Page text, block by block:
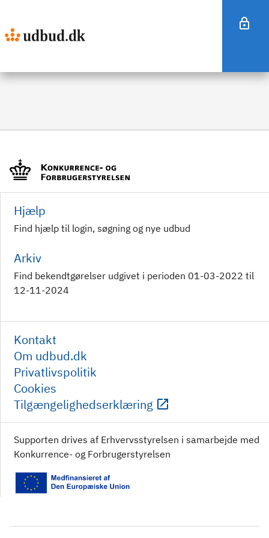
Hjælp
Find hjælp til login, søgning og nye udbud
Arkiv
Find bekendtgørelser udgivet i perioden 01-03-2022 til
12-11-2024
Kontakt
Om udbud.dk
Privatlivspolitik
Cookies
Tilgængelighedserklæring
Supporten drives af Erhvervsstyrelsen i samarbejde med
Konkurrence- og Forbrugerstyrelsen